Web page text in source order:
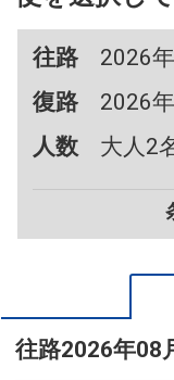
往路
2026
復路
2026
人数
大人2
往路2026年08